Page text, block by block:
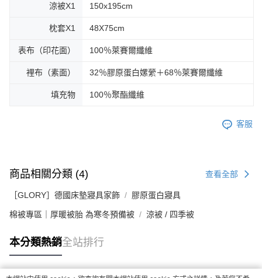
涼被X1 150x195cm
枕套X1 48X75cm
表布（印花面） 100％萊賽爾纖維
裡布（素面） 32％膠原蛋白嫘縈＋68％萊賽爾纖維
填充物 100％聚酯纖維
客服
商品相關分類 (4) 查看全部
［GLORY］德國床墊寢具家飾 膠原蛋白寢具
棉被專區｜厚暖被胎 為寒冬預備被 涼被 / 四季被
本分類熱銷全站排行